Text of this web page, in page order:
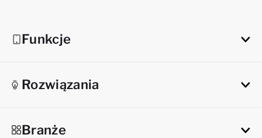
Funkcje
Rozwiązania
Branże